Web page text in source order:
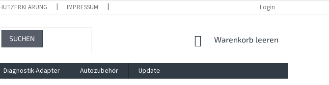
IMPRESSUM Login
SUCHEN WARENKORB
Warenkorb leeren
Diagnostik-Adapter Autozubehör
Update